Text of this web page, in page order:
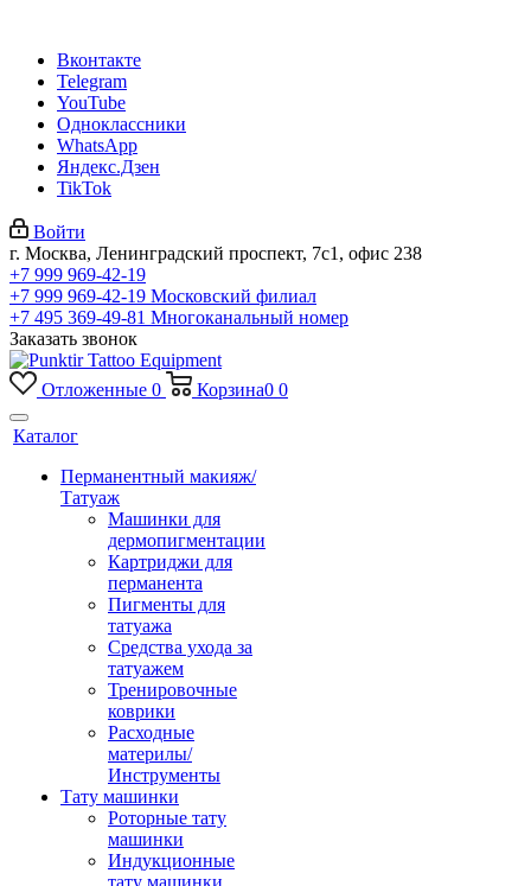
Вконтакте
Telegram
YouTube
Одноклассники
WhatsApp
Яндекс.Дзен
TikTok
Войти
г. Москва, Ленинградский проспект, 7с1, офис 238
+7 999 969-42-19
+7 999 969-42-19 Московский филиал
+7 495 369-49-81 Многоканальный номер
Заказать звонок
Отложенные 0 Корзина0 0
Каталог
Перманентный макияж/
Татуаж
Машинки для
дермопигментации
Картриджи для
перманента
Пигменты для
татуажа
Средства ухода за
татуажем
Тренировочные
коврики
Расходные
материлы/
Инструменты
Тату машинки
Роторные тату
машинки
Индукционные
тату машинки